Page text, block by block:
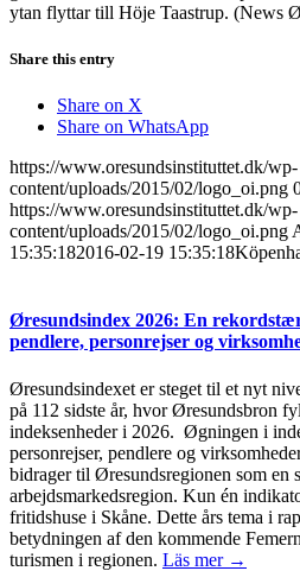
ytan flyttar till Höje Taastrup. (News
Share this entry
Share on X
Share on WhatsApp
https://www.oresundsinstituttet.dk/wp-
content/uploads/2015/02/logo_oi.png
https://www.oresundsinstituttet.dk/wp-
content/uploads/2015/02/logo_oi.png
15:35:182016-02-19 15:35:18
Øresundsindex 2026: En
pendlere, personrejser og
Øresundsindexet er steget til et nyt
på 112 sidste år, hvor Øresundsbron
indeksenheder i 2026. Øgningen i
personrejser, pendlere og
bidrager til Øresundsregionen som en
arbejdsmarkedsregion. Kun én
fritidshuse i Skåne. Dette års tema i
betydningen af den kommende
turismen i regionen. Läs mer →